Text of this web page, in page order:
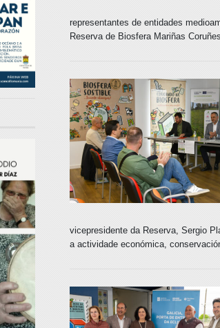
representantes de entidades
Reserva de Biosfera Mariñas
vicepresidente da Reserva, Sergio
a actividade económica,